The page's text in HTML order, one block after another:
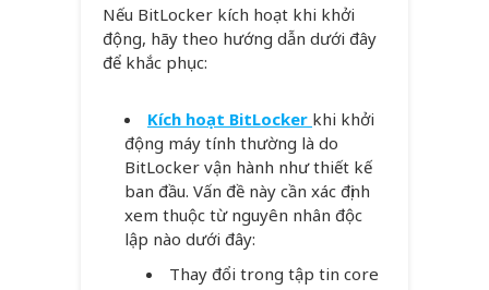
Nếu BitLocker kích hoạt khi khởi
động, hãy theo hướng dẫn dưới đây
để khắc phục:
Kích hoạt BitLocker khi khởi
động máy tính thường là do
BitLocker vận hành như thiết kế
ban đầu. Vấn đề này cần xác định
xem thuộc từ nguyên nhân độc
lập nào dưới đây:
Thay đổi trong tập tin core